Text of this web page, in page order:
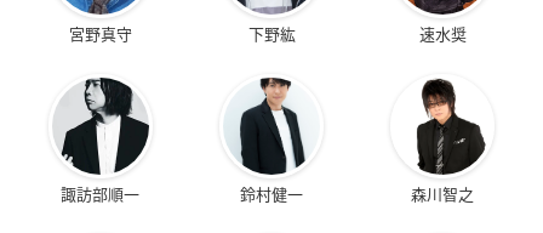
宮野真守 下野紘 速水奨
諏訪部順一 鈴村健一 森川智之